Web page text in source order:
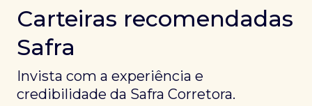
Carteiras recomendadas
Safra
Invista com a experiência e
credibilidade da Safra Corretora.